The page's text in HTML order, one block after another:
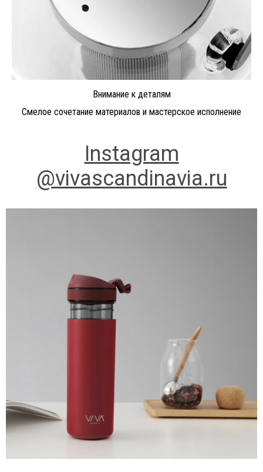
Внимание к деталям
Смелое сочетание материалов и мастерское исполнение
Instagram
@vivascandinavia.ru